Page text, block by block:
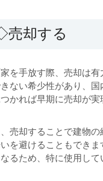
売却する
を手放す際、売却は
ない希少性があり、
かれば早期に売却が
、売却することで建物
を避けることもでき
るため、特に使用し